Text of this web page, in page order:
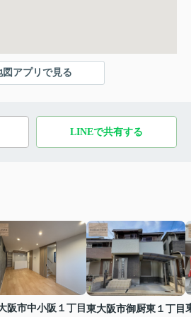
図アプリで見る
LINEで共有する
阪市中小阪１丁目 東大阪市御厨東１丁目